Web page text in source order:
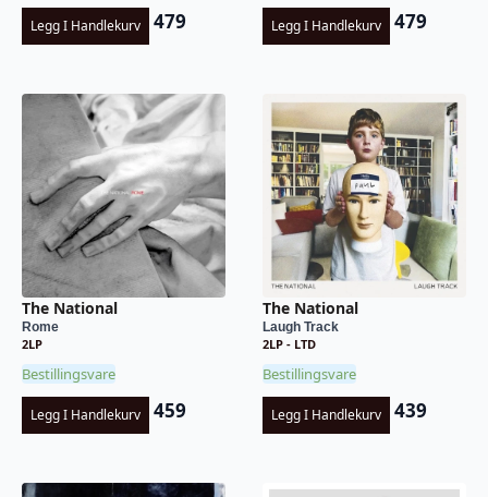
Legg I Handlekurv 479 Legg I Handlekurv 479
The National
Rome
2LP
Bestillingsvare
Legg I Handlekurv 459
The National
Laugh Track
2LP - LTD
Bestillingsvare
Legg I Handlekurv 439